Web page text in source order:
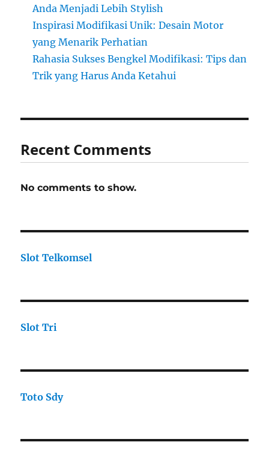
Anda Menjadi Lebih Stylish
Inspirasi Modifikasi Unik: Desain Motor
yang Menarik Perhatian
Rahasia Sukses Bengkel Modifikasi: Tips dan
Trik yang Harus Anda Ketahui
Recent Comments
No comments to show.
Slot Telkomsel
Slot Tri
Toto Sdy